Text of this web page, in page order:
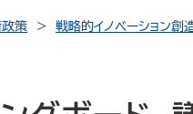
策 戦略的イノベーション創